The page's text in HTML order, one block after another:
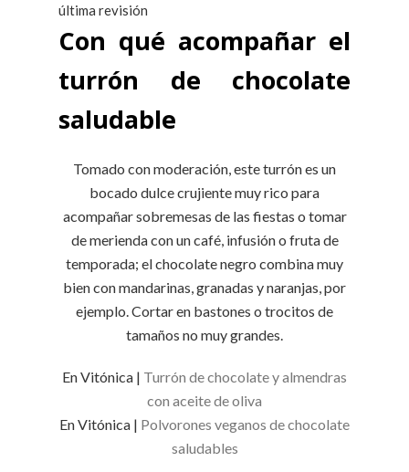
última revisión
Con qué acompañar el
turrón de chocolate
saludable
Tomado con moderación, este turrón es un
bocado dulce crujiente muy rico para
acompañar sobremesas de las fiestas o tomar
de merienda con un café, infusión o fruta de
temporada; el chocolate negro combina muy
bien con mandarinas, granadas y naranjas, por
ejemplo. Cortar en bastones o trocitos de
tamaños no muy grandes.
En Vitónica | Turrón de chocolate y almendras
con aceite de oliva
En Vitónica | Polvorones veganos de chocolate
saludables